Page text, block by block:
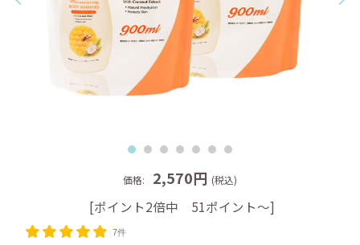
価格: 2,570円 (税込)
[ポイント2倍中 51ポイント～]
7件